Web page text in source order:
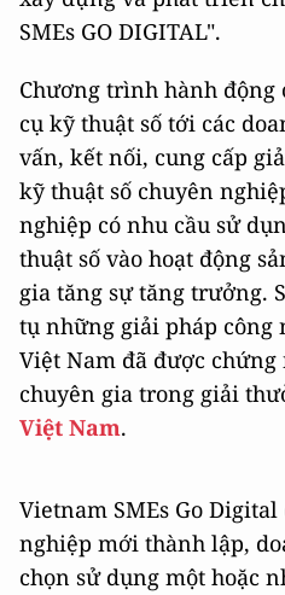
SMEs GO DIGITAL".
Chương trình hành động
cụ kỹ thuật số tới các
vấn, kết nối, cung cấp
kỹ thuật số chuyên
nghiệp có nhu cầu sử
thuật số vào hoạt động
gia tăng sự tăng trưởng.
tụ những giải pháp công
Việt Nam đã được
chuyên gia trong giải
Việt Nam.
Vietnam SMEs Go
nghiệp mới thành lập,
chọn sử dụng một hoặc